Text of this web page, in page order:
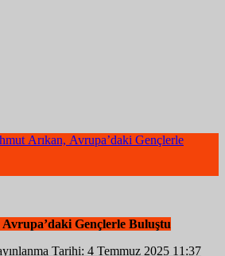
Arıkan, Avrupa’daki Gençlerle
Gençlerle Buluştu
Yayınlanma Tarihi: 4 Temmuz 2025 11:37